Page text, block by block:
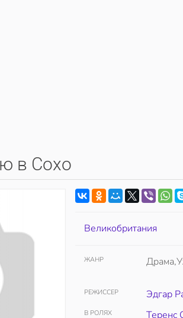
в Сохо
Великобритания
ЖАНР
РЕЖИССЕР Эдгар
В РОЛЯХ Теренс